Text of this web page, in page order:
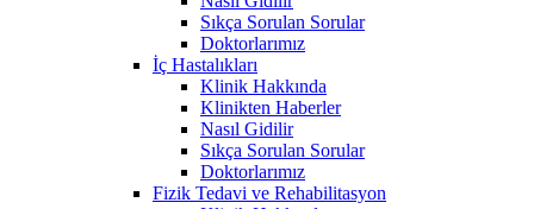
Sıkça Sorulan Sorular
Doktorlarımız
İç Hastalıkları
Klinik Hakkında
Klinikten Haberler
Nasıl Gidilir
Sıkça Sorulan Sorular
Doktorlarımız
Fizik Tedavi ve Rehabilitasyon